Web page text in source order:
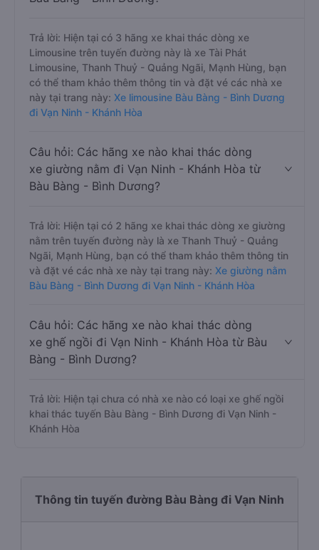
Trả lời: Hiện tại có 3 hãng xe khai thác dòng xe
Limousine trên tuyến đường này là xe Tài Phát
Limousine, Thanh Thuỷ - Quảng Ngãi, Mạnh Hùng, bạn
có thể tham khảo thêm thông tin và đặt vé các nhà xe
này tại trang này: Xe limousine Bàu Bàng - Bình Dương
đi Vạn Ninh - Khánh Hòa
Câu hỏi: Các hãng xe nào khai thác dòng
xe giường nằm đi Vạn Ninh - Khánh Hòa từ
Bàu Bàng - Bình Dương?
Trả lời: Hiện tại có 2 hãng xe khai thác dòng xe giường
nằm trên tuyến đường này là xe Thanh Thuỷ - Quảng
Ngãi, Mạnh Hùng, bạn có thể tham khảo thêm thông tin
và đặt vé các nhà xe này tại trang này: Xe giường nằm
Bàu Bàng - Bình Dương đi Vạn Ninh - Khánh Hòa
Câu hỏi: Các hãng xe nào khai thác dòng
xe ghế ngồi đi Vạn Ninh - Khánh Hòa từ Bàu
Bàng - Bình Dương?
Trả lời: Hiện tại chưa có nhà xe nào có loại xe ghế ngồi
khai thác tuyến Bàu Bàng - Bình Dương đi Vạn Ninh -
Khánh Hòa
Thông tin tuyến đường Bàu Bàng đi Vạn Ninh